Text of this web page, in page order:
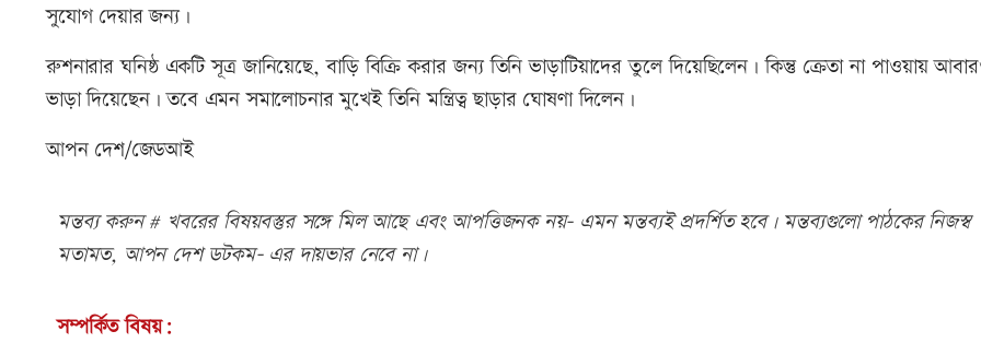
সুযোগ দেয়ার জন্য।
রুশনারার ঘনিষ্ঠ একটি সূত্র জানিয়েছে, বাড়ি বিক্রি করার জন্য তিনি ভাড়াটিয়াদের তুলে দিয়েছিলেন। কিন্তু ক্রেতা না পাওয়ায়
ভাড়া দিয়েছেন। তবে এমন সমালোচনার মুখেই তিনি মন্ত্রিত্ব ছাড়ার ঘোষণা দিলেন।
আপন দেশ/জেডআই
মন্তব্য করুন # খবরের বিষয়বস্তুর সঙ্গে মিল আছে এবং আপত্তিজনক নয়- এমন মন্তব্যই প্রদর্শিত হবে। মন্তব্যগুলো পাঠকের নিজস্ব
মতামত, আপন দেশ ডটকম- এর দায়ভার নেবে না।
সম্পর্কিত বিষয়: